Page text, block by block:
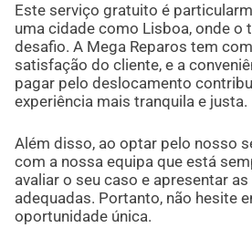
Este serviço gratuito é
uma cidade como Lisboa, onde o
desafio. A Mega Reparos tem
satisfação do cliente, e a
pagar pelo deslocamento
experiência mais tranquila e justa.
Além disso, ao optar pelo nosso
com a nossa equipa que está
avaliar o seu caso e apresentar
adequadas. Portanto, não hesite
oportunidade única.